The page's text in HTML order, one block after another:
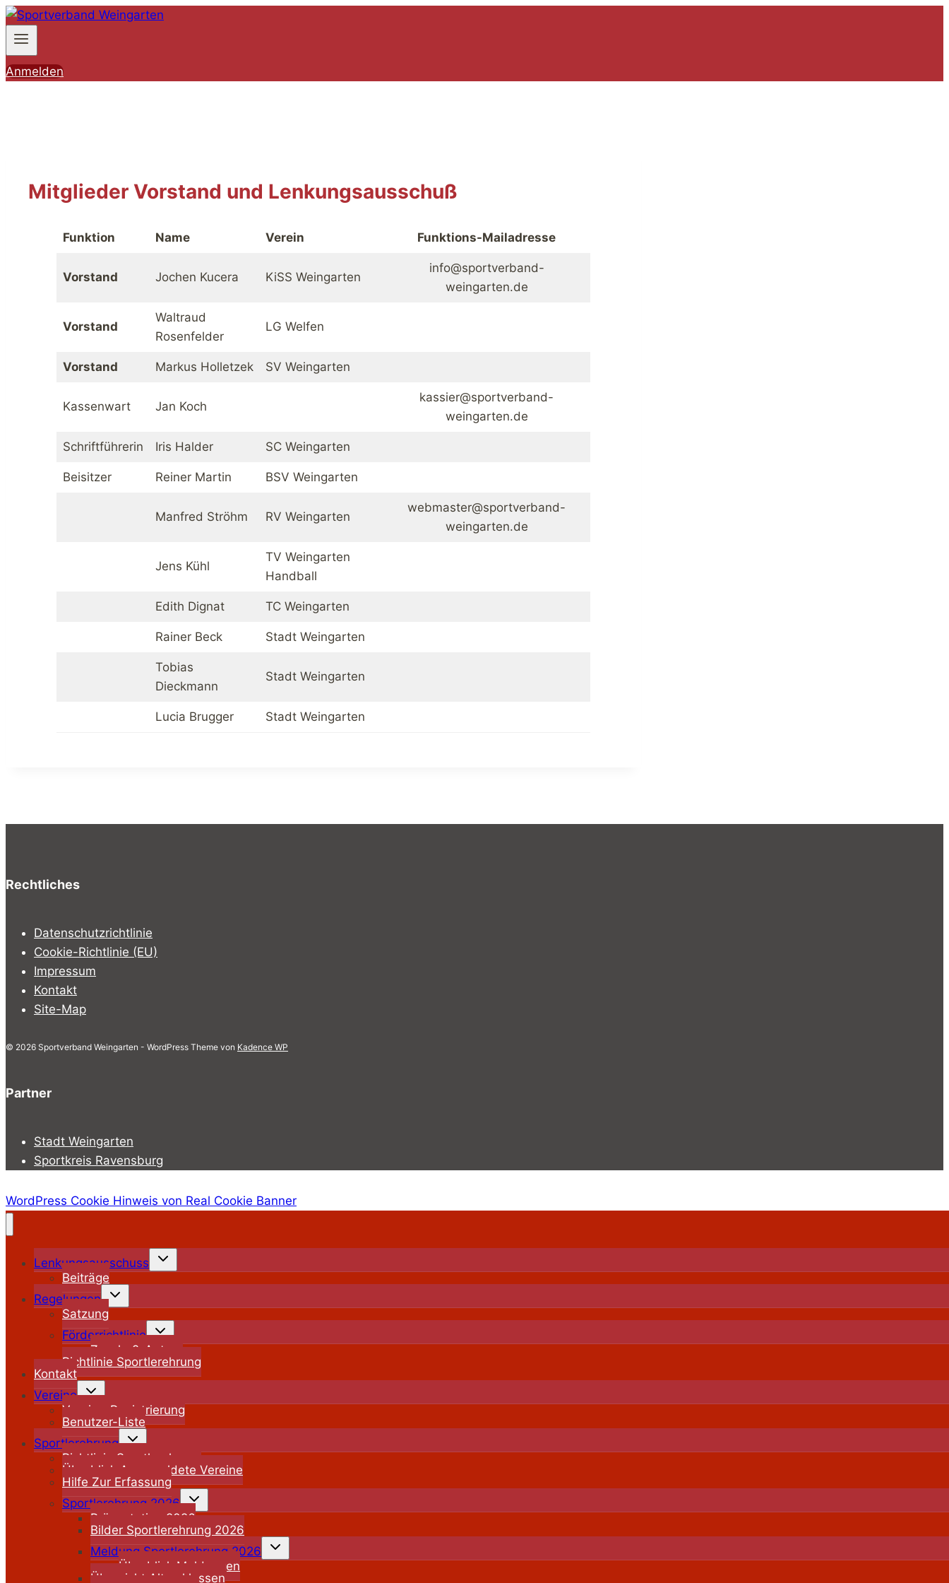
Zum
Inhalt
springen
Anmelden
Mitglieder Vorstand und Lenkungsausschuß
Funktion Name Verein Funktions-Mailadresse
Vorstand Jochen Kucera KiSS Weingarten
info@sportverband-
weingarten.de
Vorstand
Waltraud
Rosenfelder
LG Welfen
Vorstand Markus Holletzek SV Weingarten
Kassenwart Jan Koch
kassier@sportverband-
weingarten.de
Schriftführerin Iris Halder SC Weingarten
Beisitzer Reiner Martin BSV Weingarten
Manfred Ströhm RV Weingarten
webmaster@sportverband-
weingarten.de
Jens Kühl
TV Weingarten
Handball
Edith Dignat TC Weingarten
Rainer Beck Stadt Weingarten
Tobias
Dieckmann
Stadt Weingarten
Lucia Brugger Stadt Weingarten
Rechtliches
Datenschutzrichtlinie
Cookie-Richtlinie (EU)
Impressum
Kontakt
Site-Map
© 2026 Sportverband Weingarten - WordPress Theme von Kadence WP
Partner
Stadt Weingarten
Sportkreis Ravensburg
WordPress Cookie Hinweis von Real Cookie Banner
Lenkungsausschuss
Untermenü
umschalten
Beiträge
Regelungen
Untermenü
umschalten
Satzung
Förderrichtlinie
Untermenü
umschalten
Zuschuß-Antrag
Richtlinie Sportlerehrung
Kontakt
Vereine
Untermenü
umschalten
Vereins-Registrierung
Benutzer-Liste
Sportlerehrung
Untermenü
umschalten
Richtlinie Sportlerehrung
Überblick Angemeldete Vereine
Hilfe Zur Erfassung
Sportlerehrung 2026
Untermenü
umschalten
Präsentation 2026
Bilder Sportlerehrung 2026
Meldung Sportlerehrung 2026
Untermenü
umschalten
Überblick Meldungen
Übersicht Altersklassen